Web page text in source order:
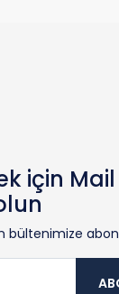
için Mail
bültenimize